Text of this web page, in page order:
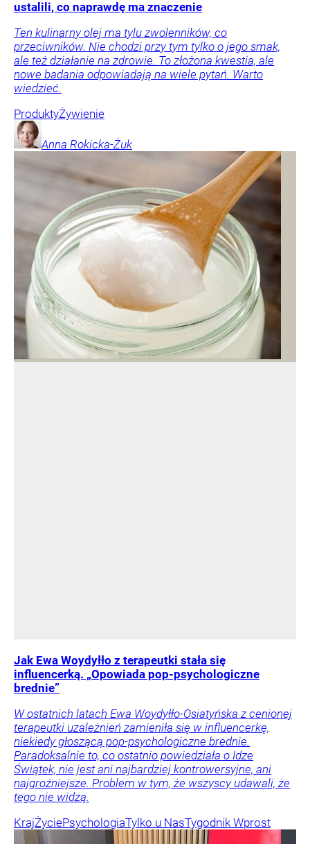
ustalili, co naprawdę ma znaczenie
Ten kulinarny olej ma tylu zwolenników, co
przeciwników. Nie chodzi przy tym tylko o jego smak,
ale też działanie na zdrowie. To złożona kwestia, ale
nowe badania odpowiadają na wiele pytań. Warto
wiedzieć.
ProduktyŻywienie
Anna Rokicka-Żuk
Jak Ewa Woydyłło z terapeutki stała się
influencerką. „Opowiada pop-psychologiczne
brednie”
W ostatnich latach Ewa Woydyłło-Osiatyńska z cenionej
terapeutki uzależnień zamieniła się w influencerkę,
niekiedy głoszącą pop-psychologiczne brednie.
Paradoksalnie to, co ostatnio powiedziała o Idze
Świątek, nie jest ani najbardziej kontrowersyjne, ani
najgroźniejsze. Problem w tym, że wszyscy udawali, że
tego nie widzą.
KrajŻyciePsychologiaTylko u NasTygodnik Wprost